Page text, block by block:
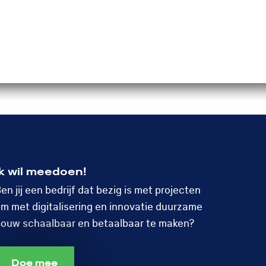
wil meedoen!
jij een bedrijf dat bezig is met projecten
met digitalisering en innovatie duurzame
schaalbaar en betaalbaar te maken?
Doe mee